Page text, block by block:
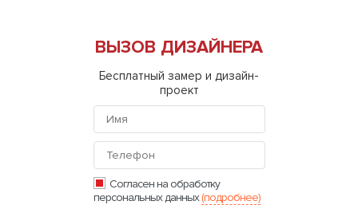
ВЫЗОВ ДИЗАЙНЕРА
Бесплатный замер и дизайн-
проект
Согласен на обработку
персональных данных(подробнее)